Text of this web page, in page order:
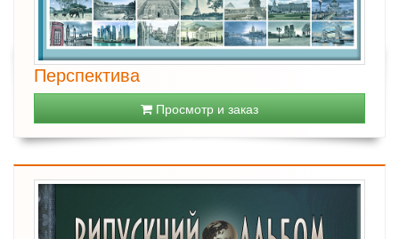
Перспектива
Просмотр и заказ